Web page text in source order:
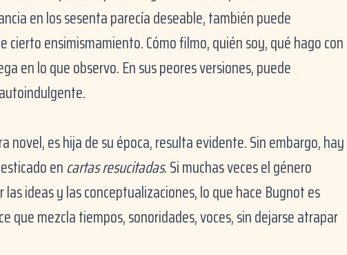
en los sesenta parecía deseable, también puede
cierto ensimismamiento. Cómo filmo, quién soy, qué hago con
en lo que observo. En sus peores versiones, puede
novel, es hija de su época, resulta evidente. Sin embargo, hay
encartas resucitadas. Si muchas veces el género
ideas y las conceptualizaciones, lo que hace Bugnot es
que mezcla tiempos, sonoridades, voces, sin dejarse atrapar